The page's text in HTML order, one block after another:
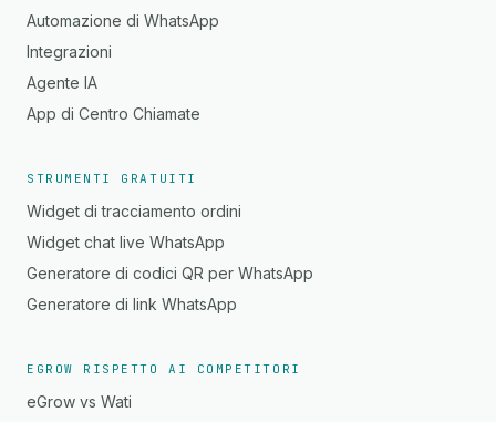
Automazione di WhatsApp
Integrazioni
Agente IA
App di Centro Chiamate
STRUMENTI GRATUITI
Widget di tracciamento ordini
Widget chat live WhatsApp
Generatore di codici QR per WhatsApp
Generatore di link WhatsApp
EGROW RISPETTO AI COMPETITORI
eGrow vs Wati